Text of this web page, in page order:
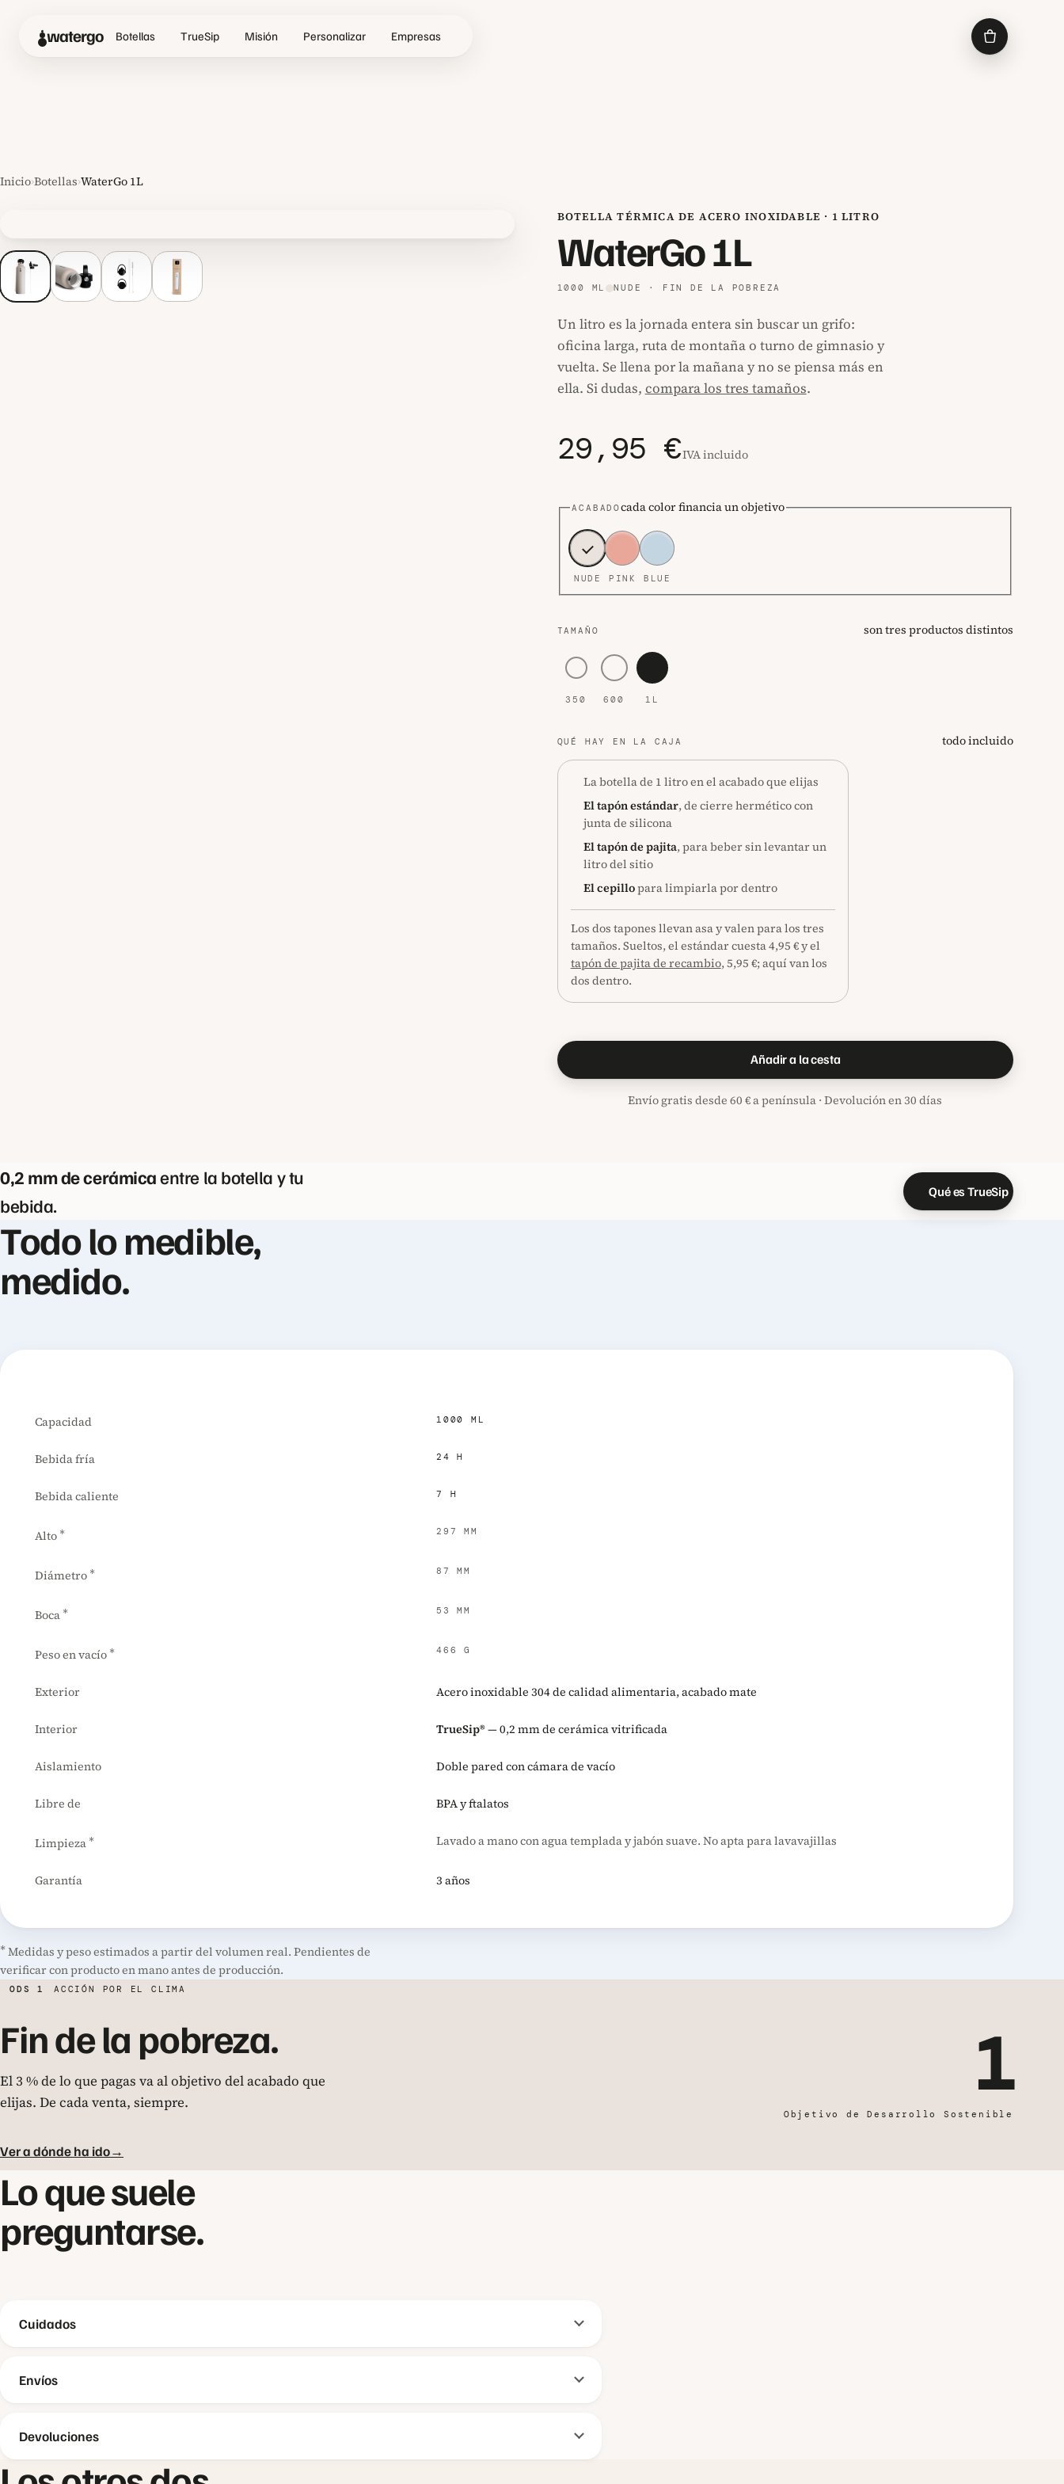
watergo Botellas TrueSip Misión Personalizar Empresas
Inicio›Botellas›WaterGo 1L
BOTELLA TÉRMICA DE ACERO INOXIDABLE · 1 LITRO
WaterGo 1L
1000 ML NUDE · FIN DE LA POBREZA
Un litro es la jornada entera sin buscar un grifo:
oficina larga, ruta de montaña o turno de gimnasio y
vuelta. Se llena por la mañana y no se piensa más en
ella. Si dudas, compara los tres tamaños.
29,95 €IVA incluido
ACABADOcada color financia un objetivo
NUDE PINK BLUE
TAMAÑO son tres productos distintos
WaterGo 350, 350 mililitros
WaterGo 600, 600 mililitros
WaterGo 1L, 1000 mililitros
350 600 1L
QUÉ HAY EN LA CAJA todo incluido
La botella de 1 litro en el acabado que elijas
El tapón estándar, de cierre hermético con
junta de silicona
El tapón de pajita, para beber sin levantar un
litro del sitio
El cepillopara limpiarla por dentro
Los dos tapones llevan asa y valen para los tres
tamaños. Sueltos, el estándar cuesta 4,95 € y el
tapón de pajita de recambio, 5,95 €; aquí van los
dos dentro.
Añadir a la cesta
Envío gratis desde 60 € a península · Devolución en 30 días
0,2 mm de cerámicaentre la botella y tu
bebida.
Qué es TrueSip
Todo lo medible,
medido.
Capacidad 1000 ML
Bebida fría 24 H
Bebida caliente 7 H
Alto * 297 MM
Diámetro * 87 MM
Boca * 53 MM
Peso en vacío * 466 G
Exterior Acero inoxidable 304 de calidad alimentaria, acabado mate
Interior TrueSip®— 0,2 mm de cerámica vitrificada
Aislamiento Doble pared con cámara de vacío
Libre de BPA y ftalatos
Limpieza * Lavado a mano con agua templada y jabón suave. No apta para lavavajillas
Garantía 3 años
*Medidas y peso estimados a partir del volumen real. Pendientes de
verificar con producto en mano antes de producción.
ODS 1 ACCIÓN POR EL CLIMA
Fin de la pobreza.
El 3 % de lo que pagas va al objetivo del acabado que
elijas. De cada venta, siempre.
Ver a dónde ha ido→
1
Objetivo de Desarrollo Sostenible
Lo que suele
preguntarse.
Cuidados
Envíos
Devoluciones